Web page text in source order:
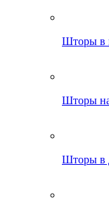
Шторы в
Шторы
Шторы в